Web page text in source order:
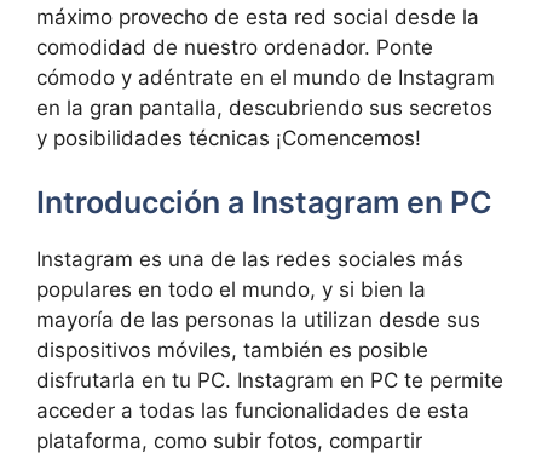
máximo‍ provecho de esta​ red‌ social ​desde la
comodidad de ‌nuestro ordenador. Ponte
cómodo y adéntrate en el‍ mundo de Instagram
en la gran pantalla, ⁣descubriendo⁣ sus‌ secretos
y‍ posibilidades técnicas ⁢¡Comencemos!
Introducción a ⁤Instagram en PC
Instagram⁤ es ​una de las redes sociales más⁢
populares en todo el mundo, y ‌si‌ bien la
⁤mayoría ​de las personas ‌la utilizan desde sus
dispositivos móviles, también es⁣ posible
disfrutarla en⁣ tu PC.⁣ Instagram en‌ PC te permite
acceder ​a todas⁣ las funcionalidades de esta
plataforma,‍ como subir ​fotos, compartir